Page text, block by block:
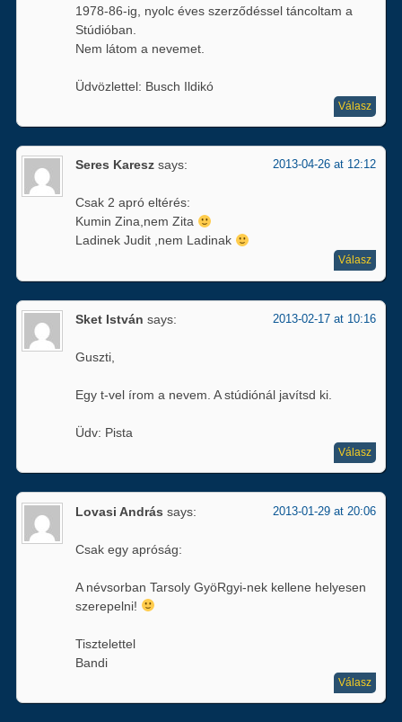
1978-86-ig, nyolc éves szerződéssel táncoltam a
Stúdióban.
Nem látom a nevemet.
Üdvözlettel: Busch Ildikó
Válasz
Seres Karesz says: 2013-04-26 at 12:12
Csak 2 apró eltérés:
Kumin Zina,nem Zita
Ladinek Judit ,nem Ladinak
Válasz
Sket István says: 2013-02-17 at 10:16
Guszti,
Egy t-vel írom a nevem. A stúdiónál javítsd ki.
Üdv: Pista
Válasz
Lovasi András says: 2013-01-29 at 20:06
Csak egy apróság:
A névsorban Tarsoly GyöRgyi-nek kellene helyesen
szerepelni!
Tisztelettel
Bandi
Válasz